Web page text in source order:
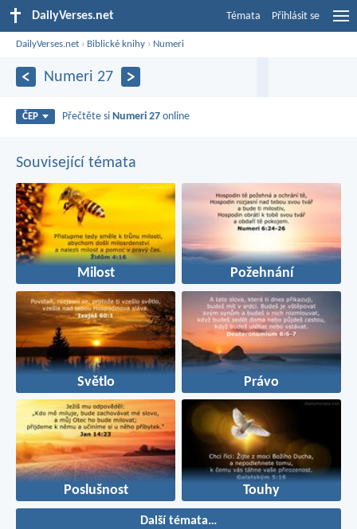
DailyVerses.net Témata Přihlásit se
DailyVerses.net › Biblické knihy › Numeri
Numeri 27
ČEP Přečtěte si Numeri 27 online
Související témata
Milost Požehnání
Světlo Právo
Poslušnost Touhy
Další témata…